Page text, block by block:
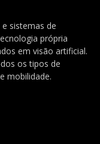
sistemas de
própria
em visão artificial.
os tipos de
mobilidade.